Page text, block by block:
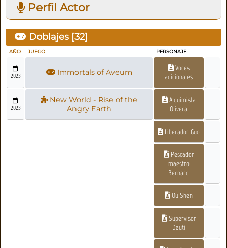
Perfil Actor
Doblajes [32]
AÑO JUEGO PERSONAJE
2023 Immortals of Aveum
Voces
adicionales
2023
New World - Rise of the
Angry Earth
Alquimista
Olivera
Liberador Guo
Pescador
maestro
Bernard
Ou Shen
Supervisor
Dauti